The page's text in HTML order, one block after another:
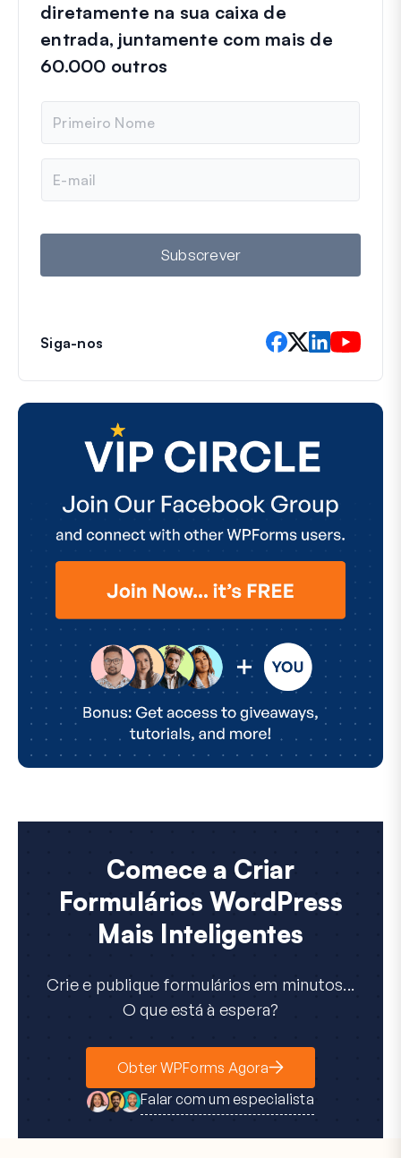
diretamente na sua caixa de
entrada, juntamente com mais de
60.000 outros
m
e
a
l
Subscrever
Siga-nos
Comece a Criar
Formulários WordPress
Mais Inteligentes
Crie e publique formulários em minutos...
O que está à espera?
Obter WPForms Agora
Falar com um especialista